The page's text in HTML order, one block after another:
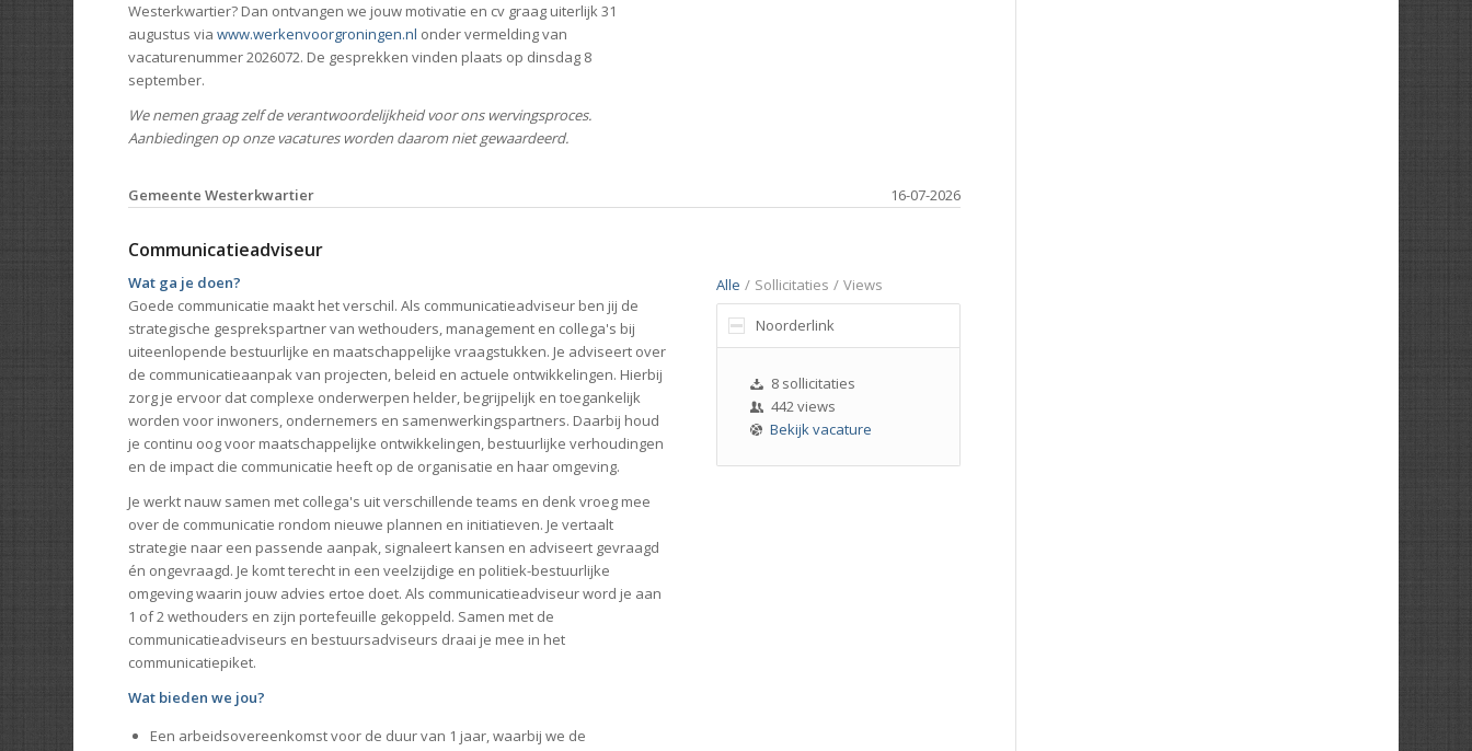
Westerkwartier? Dan ontvangen we jouw motivatie en cv graag uiterlijk 31
augustus viawww.werkenvoorgroningen.nl onder vermelding van
vacaturenummer 2026072. De gesprekken vinden plaats op dinsdag 8
september.
We nemen graag zelf de verantwoordelijkheid voor ons wervingsproces.
Aanbiedingen op onze vacatures worden daarom niet gewaardeerd.
16-07-2026
Gemeente Westerkwartier
Communicatieadviseur
Wat ga je doen?
Goede communicatie maakt het verschil. Als communicatieadviseur ben jij de
strategische gesprekspartner van wethouders, management en collega's bij
uiteenlopende bestuurlijke en maatschappelijke vraagstukken. Je adviseert over
de communicatieaanpak van projecten, beleid en actuele ontwikkelingen. Hierbij
zorg je ervoor dat complexe onderwerpen helder, begrijpelijk en toegankelijk
worden voor inwoners, ondernemers en samenwerkingspartners. Daarbij houd
je continu oog voor maatschappelijke ontwikkelingen, bestuurlijke verhoudingen
en de impact die communicatie heeft op de organisatie en haar omgeving.
Je werkt nauw samen met collega's uit verschillende teams en denk vroeg mee
over de communicatie rondom nieuwe plannen en initiatieven. Je vertaalt
strategie naar een passende aanpak, signaleert kansen en adviseert gevraagd
én ongevraagd. Je komt terecht in een veelzijdige en politiek-bestuurlijke
omgeving waarin jouw advies ertoe doet. Als communicatieadviseur word je aan
1 of 2 wethouders en zijn portefeuille gekoppeld. Samen met de
communicatieadviseurs en bestuursadviseurs draai je mee in het
communicatiepiket.
Wat bieden we jou?
Een arbeidsovereenkomst voor de duur van 1 jaar, waarbij we de
Alle / Sollicitaties / Views
Noorderlink
8 sollicitaties
442 views
Bekijk vacature